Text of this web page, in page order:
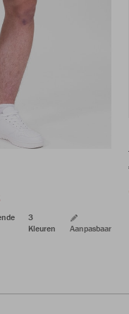
3
Kleuren
Aanpasbaar